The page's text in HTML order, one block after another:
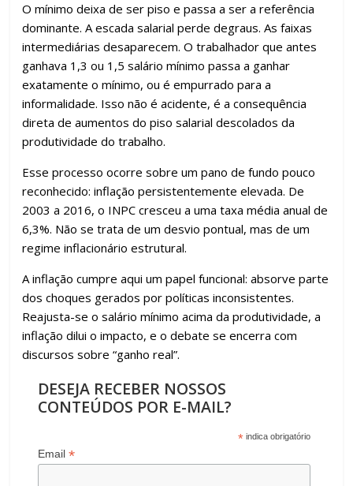
O mínimo deixa de ser piso e passa a ser a referência
dominante. A escada salarial perde degraus. As faixas
intermediárias desaparecem. O trabalhador que antes
ganhava 1,3 ou 1,5 salário mínimo passa a ganhar
exatamente o mínimo, ou é empurrado para a
informalidade. Isso não é acidente, é a consequência
direta de aumentos do piso salarial descolados da
produtividade do trabalho.
Esse processo ocorre sobre um pano de fundo pouco
reconhecido: inflação persistentemente elevada. De
2003 a 2016, o INPC cresceu a uma taxa média anual de
6,3%. Não se trata de um desvio pontual, mas de um
regime inflacionário estrutural.
A inflação cumpre aqui um papel funcional: absorve parte
dos choques gerados por políticas inconsistentes.
Reajusta-se o salário mínimo acima da produtividade, a
inflação dilui o impacto, e o debate se encerra com
discursos sobre “ganho real”.
DESEJA RECEBER NOSSOS
CONTEÚDOS POR E-MAIL?
* indica obrigatório
Email*